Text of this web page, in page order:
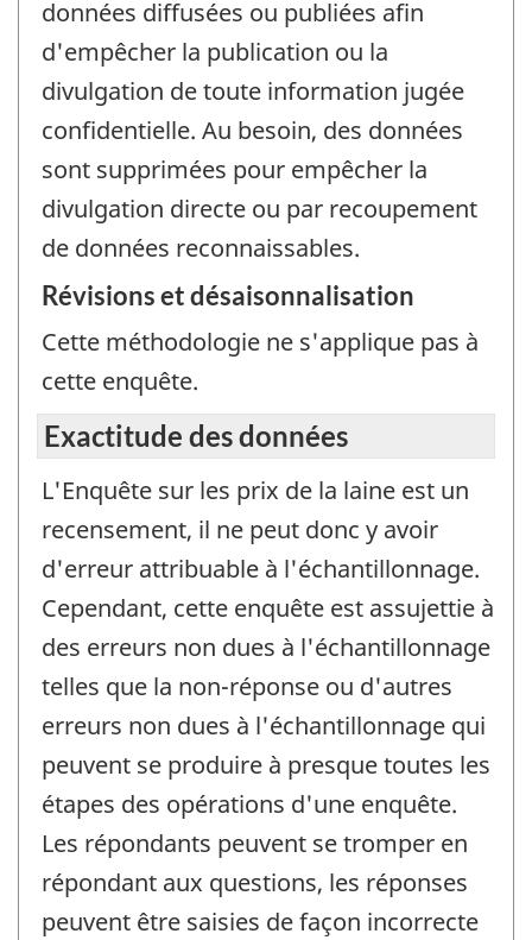
données diffusées ou publiées afin
d'empêcher la publication ou la
divulgation de toute information jugée
confidentielle. Au besoin, des données
sont supprimées pour empêcher la
divulgation directe ou par recoupement
de données reconnaissables.
Révisions et désaisonnalisation
Cette méthodologie ne s'applique pas à
cette enquête.
Exactitude des données
L'Enquête sur les prix de la laine est un
recensement, il ne peut donc y avoir
d'erreur attribuable à l'échantillonnage.
Cependant, cette enquête est assujettie à
des erreurs non dues à l'échantillonnage
telles que la non-réponse ou d'autres
erreurs non dues à l'échantillonnage qui
peuvent se produire à presque toutes les
étapes des opérations d'une enquête.
Les répondants peuvent se tromper en
répondant aux questions, les réponses
peuvent être saisies de façon incorrecte